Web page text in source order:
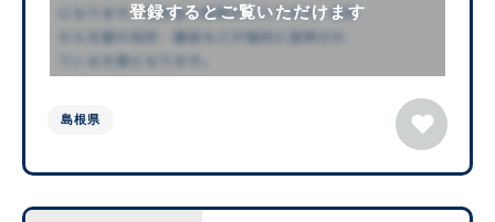
登録するとご覧いただけます
島根県